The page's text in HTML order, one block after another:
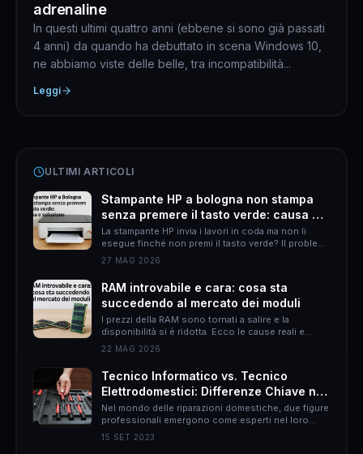
adrenaline
In questi ultimi quattro anni (ebbene si sono già passati
4 anni) da quando ha debuttato in scena Windows 10,
ne abbiamo viste delle belle, tra incompatibilità...
Leggi
ULTIMI ARTICOLI
Stampante HP a bologna non stampa
senza premere il tasto verde: causa e
soluzione
La stampante HP invia i lavori in coda ma non li
esegue finché non premi il tasto verde? Il problema
è quasi sempre HP Smart. Ecco come risolverlo
27 MAG 2026
RAM introvabile e cara: cosa sta
succedendo al mercato dei moduli
I prezzi della RAM sono tornati a salire e la
disponibilità si è ridotta. Ecco le cause reali e
come muoversi per non spendere il doppio.
22 MAG 2026
Tecnico Informatico vs. Tecnico
Elettrodomestici: Differenze Chiave nel
Mondo delle Riparazioni Domestiche
Nel mondo delle riparazioni domestiche, due figure
professionali emergono come esperti nel loro
campo: il tecnico informatico e il tecnico
15 SET 2023